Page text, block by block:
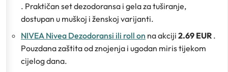
. Praktičan set dezodoransa i gela za tuširanje,
dostupan u muškoj i ženskoj varijanti.
NIVEA Nivea Dezodoransi ili roll on na akciji 2.69 EUR .
Pouzdana zaštita od znojenja i ugodan miris tijekom
cijelog dana.